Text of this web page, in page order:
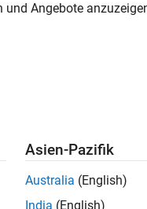
Sales Operations
. Wenn Sie noch
unseres
Standort, um alle
Angebote
Asien-Pazifik
Australia (English)
India (English)